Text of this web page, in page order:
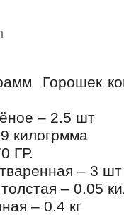
Горошек
– 2.5 шт
килогрмма
ГР.
– 3 шт
– 0.05
– 0.4 кг